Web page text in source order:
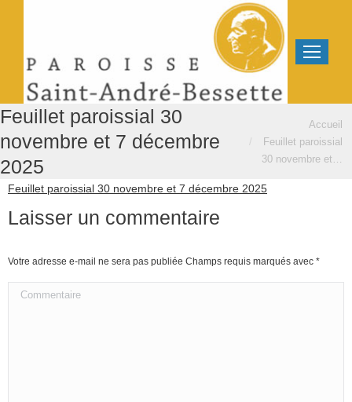
Feuillet paroissial 30
novembre et 7 décembre
2025
Accueil
Feuillet paroissial
30 novembre et…
Feuillet paroissial 30 novembre et 7 décembre 2025
Laisser un commentaire
Votre adresse e-mail ne sera pas publiée Champs requis marqués avec *
Commentaire